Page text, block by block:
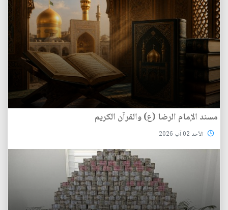
مسند الإمام الرضا (ع) والقرآن الكريم
الأحد 02 آب 2026